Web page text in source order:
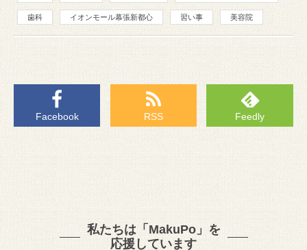
歯科 イオンモール幕張新都心 習い事 美容院
Facebook RSS Feedly
私たちは「MakuPo」を
応援しています